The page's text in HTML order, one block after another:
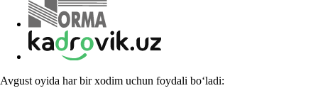
Avgust oyida har bir хodim uchun foydali boʻladi: